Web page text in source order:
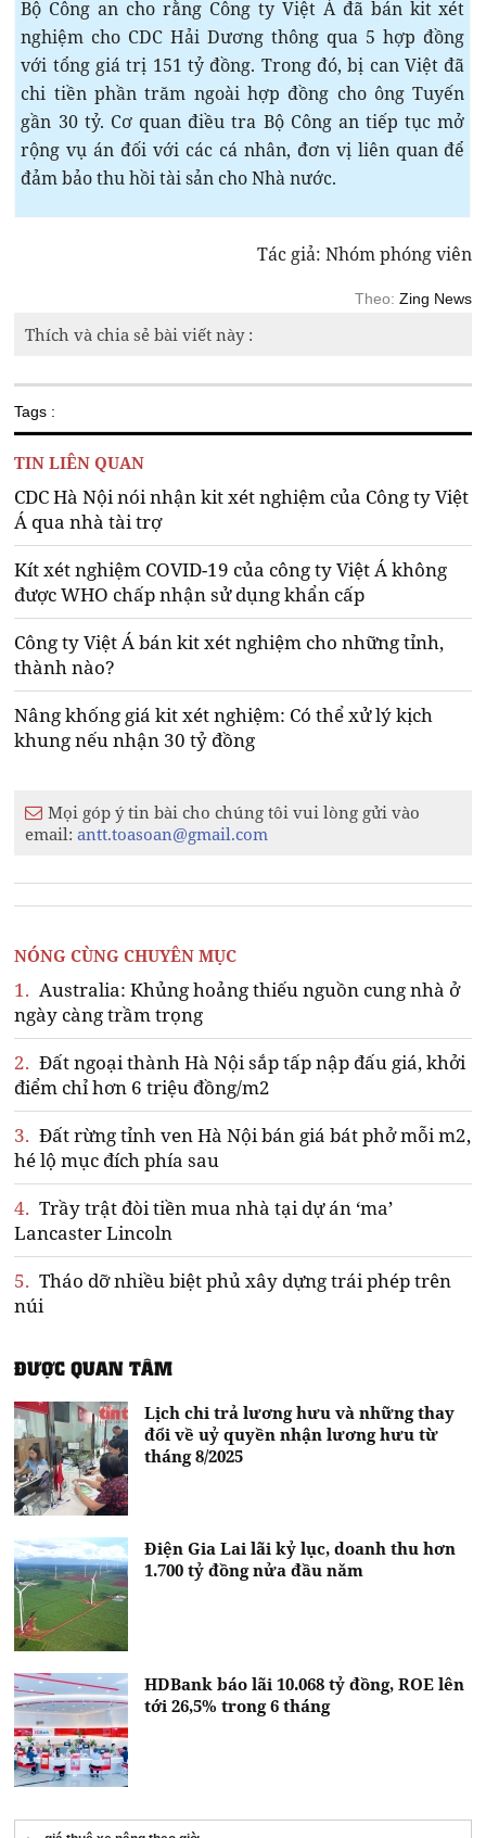
Bộ Công an cho rằng Công ty Việt Á đã bán kit xét
nghiệm cho CDC Hải Dương thông qua 5 hợp đồng
với tổng giá trị 151 tỷ đồng. Trong đó, bị can Việt đã
chi tiền phần trăm ngoài hợp đồng cho ông Tuyến
gần 30 tỷ. Cơ quan điều tra Bộ Công an tiếp tục mở
rộng vụ án đối với các cá nhân, đơn vị liên quan để
đảm bảo thu hồi tài sản cho Nhà nước.
Tác giả: Nhóm phóng viên
Theo: Zing News
Thích và chia sẻ bài viết này :
Tags :
TIN LIÊN QUAN
CDC Hà Nội nói nhận kit xét nghiệm của Công ty Việt
Á qua nhà tài trợ
Kít xét nghiệm COVID-19 của công ty Việt Á không
được WHO chấp nhận sử dụng khẩn cấp
Công ty Việt Á bán kit xét nghiệm cho những tỉnh,
thành nào?
Nâng khống giá kit xét nghiệm: Có thể xử lý kịch
khung nếu nhận 30 tỷ đồng
Mọi góp ý tin bài cho chúng tôi vui lòng gửi vào
email:antt.toasoan@gmail.com
NÓNG CÙNG CHUYÊN MỤC
1. Australia: Khủng hoảng thiếu nguồn cung nhà ở
ngày càng trầm trọng
2. Đất ngoại thành Hà Nội sắp tấp nập đấu giá, khởi
điểm chỉ hơn 6 triệu đồng/m2
3. Đất rừng tỉnh ven Hà Nội bán giá bát phở mỗi m2,
hé lộ mục đích phía sau
4. Trầy trật đòi tiền mua nhà tại dự án ‘ma’
Lancaster Lincoln
5. Tháo dỡ nhiều biệt phủ xây dựng trái phép trên
núi
ĐƯỢC QUAN TÂM
Lịch chi trả lương hưu và những thay
đổi về uỷ quyền nhận lương hưu từ
tháng 8/2025
Điện Gia Lai lãi kỷ lục, doanh thu hơn
1.700 tỷ đồng nửa đầu năm
HDBank báo lãi 10.068 tỷ đồng, ROE lên
tới 26,5% trong 6 tháng